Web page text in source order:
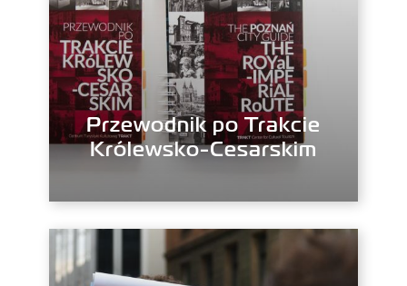
Przewodnik po Trakcie
Królewsko-Cesarskim